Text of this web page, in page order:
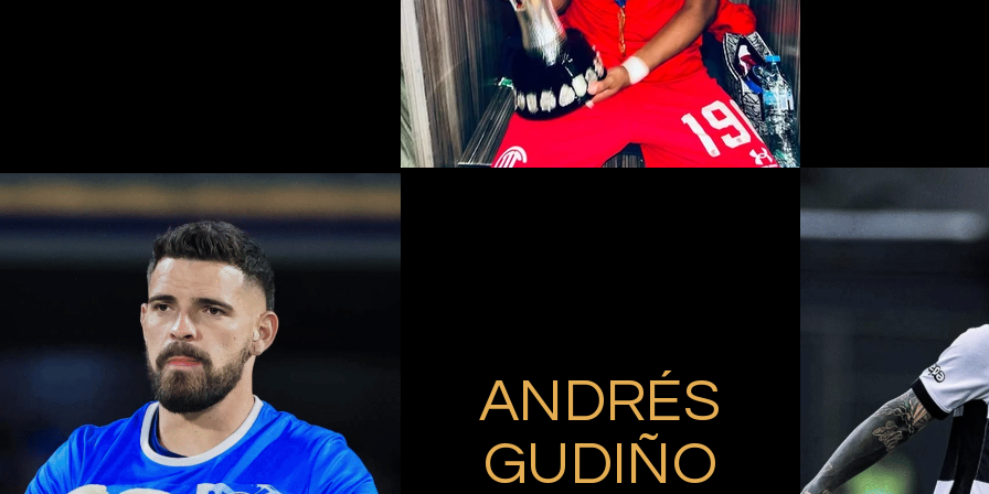
ANDRÉS
GUDIÑO